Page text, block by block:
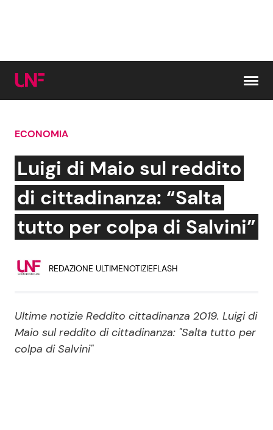
Cerca:
News e Cronaca
Attualità Italiana
Persone Scomparse
Politica
Gossip e TV
Bellezze VIP
Programmi TV
ECONOMIA
Luigi di Maio sul reddito
di cittadinanza: “Salta
tutto per colpa di Salvini”
REDAZIONE ULTIMENOTIZIEFLASH
Ultime notizie Reddito cittadinanza 2019. Luigi di
Maio sul reddito di cittadinanza: "Salta tutto per
colpa di Salvini"